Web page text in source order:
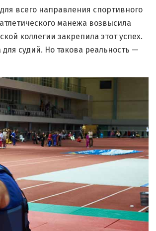
всего направления спортивного
манежа возвысила
коллегии закрепила этот успех.
судий. Но такова реальность —